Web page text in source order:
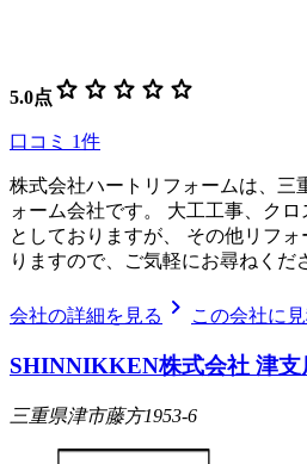
5.0点 star star star star star
口コミ 1件
株式会社ハートリフォームは、三
ォーム会社です。 大工工事、ク
としておりますが、 その他リフ
りますので、ご気軽にお尋ねくだ
会社の詳細を見る chevron_right この会社に
SHINNIKKEN株式会社 津支
三重県津市藤方1953-6